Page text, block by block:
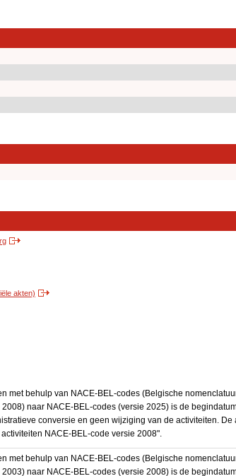
akten)
met behulp van NACE-BEL-codes (Belgische
naar NACE-BEL-codes (versie 2025) is de
conversie en geen wijziging van de activiteiten.
NACE-BEL-code versie 2008".
met behulp van NACE-BEL-codes (Belgische
naar NACE-BEL-codes (versie 2008) is de